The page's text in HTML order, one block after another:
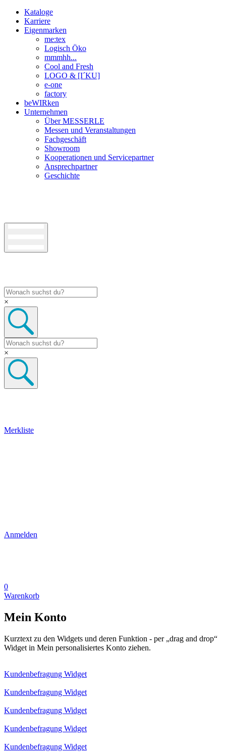
Kataloge
Karriere
Eigenmarken
me:tex
Logisch Öko
mmmhh...
Cool and Fresh
LOGO & [I´KU]
e-one
factory
beWIRken
Unternehmen
Über MESSERLE
Messen und Veranstaltungen
Fachgeschäft
Showroom
Kooperationen und Servicepartner
Ansprechpartner
Geschichte
×
×
Merkliste
Anmelden
0
Warenkorb
Mein Konto
Kurztext zu den Widgets und deren Funktion - per „drag and drop“
Widget in Mein personalisiertes Konto ziehen.
Kundenbefragung Widget
Kundenbefragung Widget
Kundenbefragung Widget
Kundenbefragung Widget
Kundenbefragung Widget